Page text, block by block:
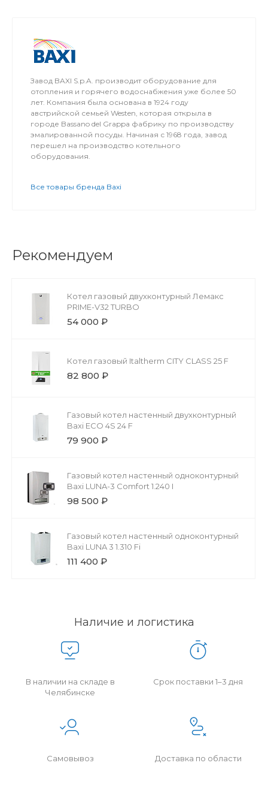
Завод BAXI S.p.A. производит оборудование для
отопления и горячего водоснабжения уже более 50
лет. Компания была основана в 1924 году
австрийской семьей Westen, которая открыла в
городе Bassano del Grappa фабрику по производству
эмалированной посуды. Начиная с 1968 года, завод
перешел на производство котельного
оборудования.
Все товары бренда Baxi
Рекомендуем
Котел газовый двухконтурный Лемакс
PRIME-V32 TURBO
54 000 ₽
Котел газовый Italtherm CITY CLASS 25 F
82 800 ₽
Газовый котел настенный двухконтурный
Baxi ECO 4S 24 F
79 900 ₽
Газовый котел настенный одноконтурный
Baxi LUNA-3 Comfort 1.240 I
98 500 ₽
Газовый котел настенный одноконтурный
Baxi LUNA 3 1.310 Fi
111 400 ₽
Наличие и логистика
В наличии на складе в
Челябинске
Срок поставки 1–3 дня
Самовывоз Доставка по области